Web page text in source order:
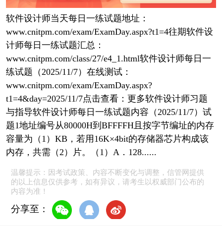
软件设计师当天每日一练试题地址：
www.cnitpm.com/exam/ExamDay.aspx?t1=4往期软件设
计师每日一练试题汇总：
www.cnitpm.com/class/27/e4_1.html软件设计师每日一
练试题（2025/11/7）在线测试：
www.cnitpm.com/exam/ExamDay.aspx?
t1=4&day=2025/11/7点击查看：更多软件设计师习题
与指导软件设计师每日一练试题内容（2025/11/7）试
题1地址编号从80000H到BFFFFH且按字节编址的内存
容量为（1）KB，若用16K×4bit的存储器芯片构成该
内存，共需（2）片。（1）A．128......
温馨提示：因考试政策、内容不断变化与调整，信管网提供
的以上信息仅供参考，如有异议，请考生以权威部门公布的
内容为准！
分享至：